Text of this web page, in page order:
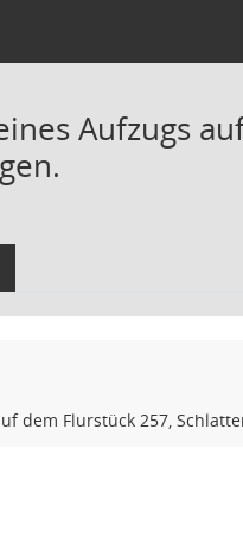
Aufzugs
dem Flurstück 257,